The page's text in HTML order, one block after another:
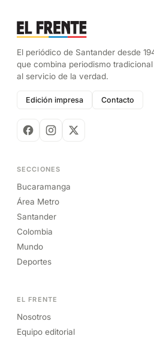
El periódico de Santander desde
que combina periodismo
al servicio de la verdad.
Edición impresa Contacto
SECCIONES
Bucaramanga
Área Metro
Santander
Colombia
Mundo
Deportes
EL FRENTE
Nosotros
Equipo editorial